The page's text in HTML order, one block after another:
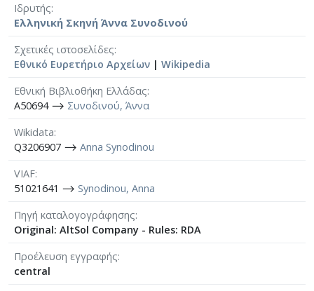
Ιδρυτής
Ελληνική Σκηνή Άννα Συνοδινού
Σχετικές ιστοσελίδες
Εθνικό Ευρετήριο Αρχείων | Wikipedia
Εθνική Βιβλιοθήκη Ελλάδας
A50694 ⟶ Συνοδινού, Άννα
Wikidata
Q3206907 ⟶ Anna Synodinou
VIAF
51021641 ⟶ Synodinou, Anna
Πηγή καταλογογράφησης
Original: AltSol Company - Rules: RDA
Προέλευση εγγραφής
central